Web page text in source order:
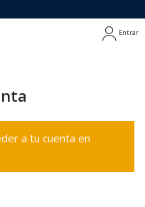
Entrar
a tu cuenta en